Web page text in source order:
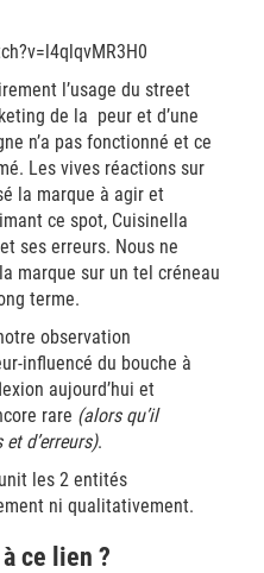
l’usage du street
de la peur et d’une
n’a pas fonctionné et ce
Les vives réactions sur
la marque à agir et
ce spot, Cuisinella
ses erreurs. Nous ne
marque sur un tel créneau
terme.
observation
influencé du bouche à
aujourd’hui et
rare (alors qu’il
d’erreurs).
les 2 entités
ni qualitativement.
ce lien ?